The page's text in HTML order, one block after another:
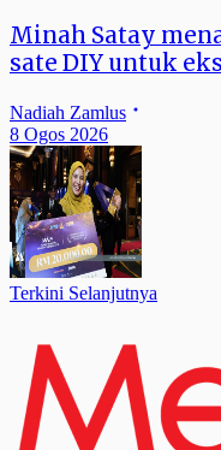
Minah Satay
sate DIY untuk
Nadiah Zamlus
8 Ogos 2026
Terkini Selanjutnya